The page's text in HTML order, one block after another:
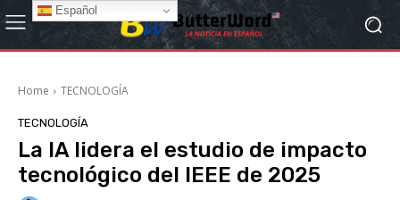
Home TECNOLOGÍA
TECNOLOGÍA
La IA lidera el estudio de impacto
tecnológico del IEEE de 2025
Español